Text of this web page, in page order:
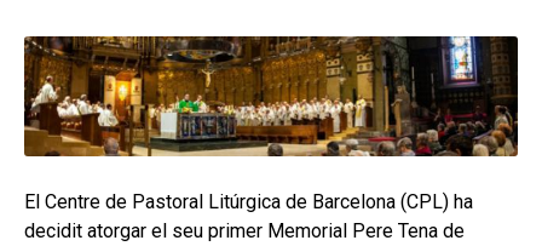
menú
BLOG
menú
CONTACTE
EL MEU COMPTE
CAT
El Centre de Pastoral Litúrgica de Barcelona (CPL) ha
decidit atorgar el seu primer Memorial Pere Tena de